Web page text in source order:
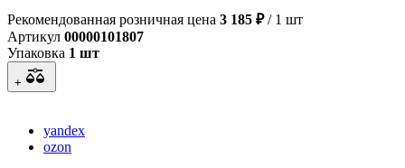
Рекомендованная розничная цена 3 185 ₽/ 1 шт
Артикул 00000101807
Упаковка 1 шт
+
yandex
ozon